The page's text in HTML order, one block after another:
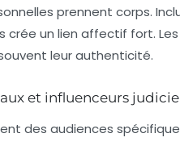
prennent corps.
crée un lien affectif fort.
leur authenticité.
et influenceurs
des audiences